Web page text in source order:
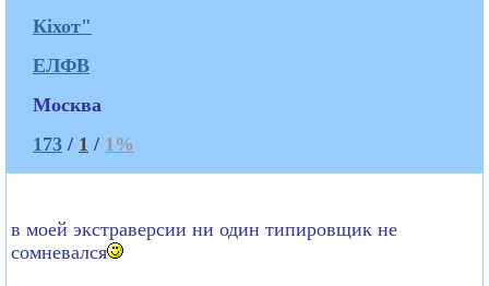
Кіхот"
ЕЛФВ
Москва
173 / 1 / 1%
в моей экстраверсии ни один типировщик не
сомневался